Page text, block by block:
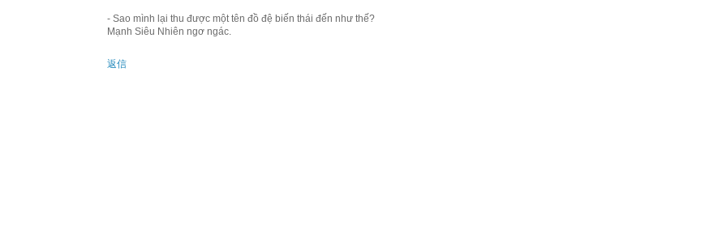
- Sao mình lại thu được một tên đồ đệ biến thái đến như thế?
Mạnh Siêu Nhiên ngơ ngác.
返信